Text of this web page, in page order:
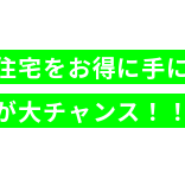
宅をお得に手
大チャンス！